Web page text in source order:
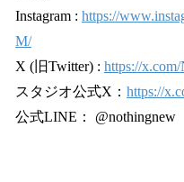
Instagram : https://
M/
X (旧Twitter) : https://
スタジオ公式X： https://
公式LINE： @nothingnew